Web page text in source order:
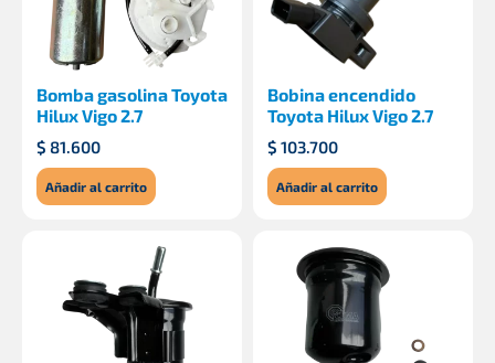
Bomba gasolina Toyota
Hilux Vigo 2.7
$ 81.600
Añadir al carrito
Bobina encendido
Toyota Hilux Vigo 2.7
$ 103.700
Añadir al carrito